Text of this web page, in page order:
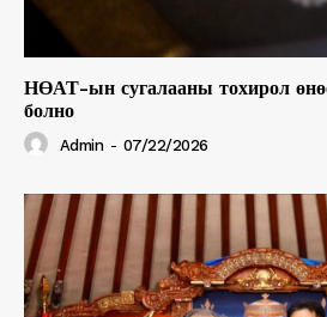
НӨАТ-ын сугалааны тохирол
болно
Admin - 07/22/2026